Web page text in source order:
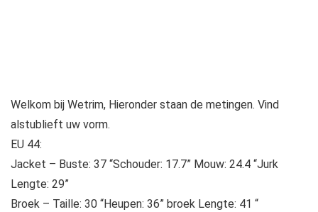
Welkom bij Wetrim, Hieronder staan ​​de metingen. Vind
alstublieft uw vorm.
EU 44:
Jacket – Buste: 37 “Schouder: 17.7” Mouw: 24.4 “Jurk
Lengte: 29”
Broek – Taille: 30 “Heupen: 36” broek Lengte: 41 “